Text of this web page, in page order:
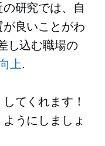
研究では、自
良いことがわ
し込む職場の
上.
てくれます！
うにしましょ